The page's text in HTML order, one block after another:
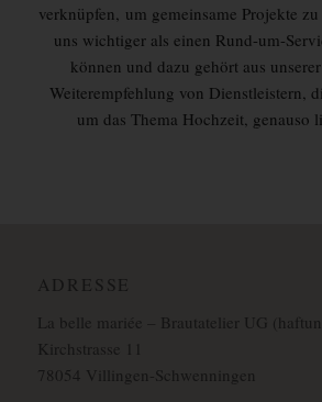
verknüpfen, um gemeinsame Projekte
uns wichtiger als einen Rund-um-
können und dazu gehört aus
Weiterempfehlung von Dienstleistern,
um das Thema Hochzeit, genauso
ADRESSE
La belle mariée – Brautatelier UG
Kirchstrasse 11
78054 Villingen-Schwenningen